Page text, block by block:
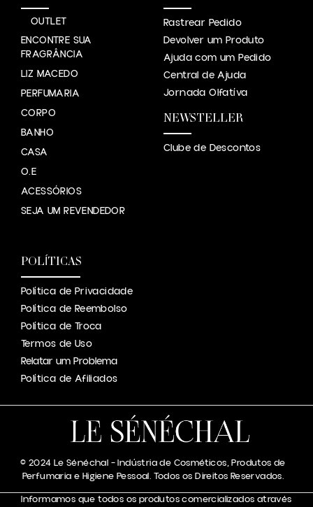
OUTLET
ENCONTRE SUA
FRAGRÂNCIA
LIZ MACEDO
PERFUMARIA
CORPO
BANHO
CASA
O.E
ACESSÓRIOS
SEJA UM REVENDEDOR
Rastrear Pedido
Devolver um Produto
Ajuda com um Pedido
Central de Ajuda
Jornada Olfatíva
NEWSTELLER
Clube de Descontos
POLÍTICAS
Política de Privacidade
Política de Reembolso
Política de Troca
Termos de Uso
Relatar um Problema
Política de Afiliados
© 2024 Le Sénéchal – Indústria de Cosméticos, Produtos de
Perfumaria e Higiene Pessoal. Todos os Direitos Reservados.
Informamos que todos os produtos comercializados através